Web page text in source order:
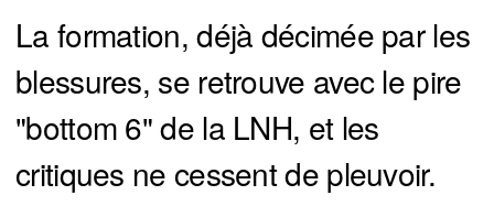
La formation, déjà décimée par les
blessures, se retrouve avec le pire
"bottom 6" de la LNH, et les
critiques ne cessent de pleuvoir.